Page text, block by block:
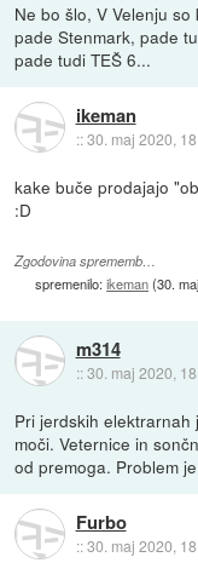
Ne bo šlo, V Velenju
pade Stenmark, pade
pade tudi TEŠ 6...
ikeman
::30. maj 2020,
kake buče prodajajo
:D
Zgodovina sprememb…
spremenilo:ikeman(30.
m314
::30. maj 2020,
Pri jerdskih
moči. Veternice in
od premoga. Problem
Furbo
::30. maj 2020,